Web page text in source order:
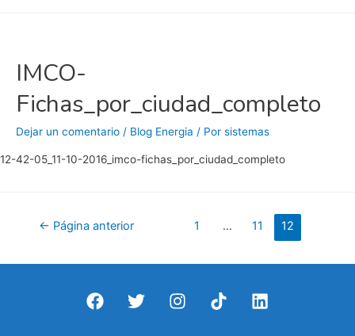
IMCO-
Fichas_por_ciudad_completo
Dejar un comentario / Blog Energia / Por sistemas
12-42-05_11-10-2016_imco-fichas_por_ciudad_completo
Paginación
entradas
← Página anterior 1 … 11 12